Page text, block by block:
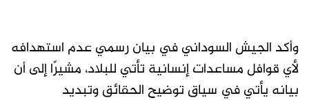
وأكد الجيش السوداني في بيان رسمي عدم استهدافه
لأي قوافل مساعدات إنسانية تأتي للبلاد، مشيرًا إلى أن
بيانه يأتي في سياق توضيح الحقائق وتبديد